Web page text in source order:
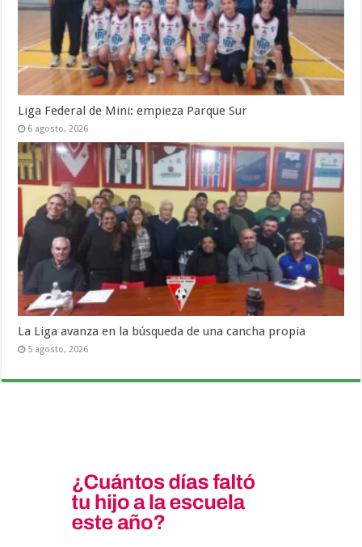
Liga Federal de Mini: empieza Parque Sur
6 agosto, 2026
La Liga avanza en la búsqueda de una cancha propia
5 agosto, 2026